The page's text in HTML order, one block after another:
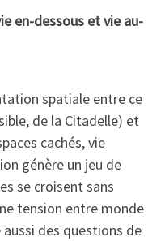
en-dessous et vie au-
spatiale entre ce
de la Citadelle) et
cachés, vie
génère un jeu de
se croisent sans
tension entre monde
des questions de